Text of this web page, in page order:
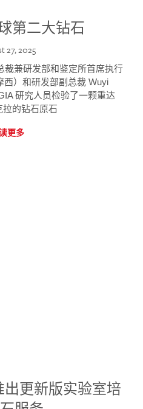
第二大钻石
27, 2025
裁兼研发部和鉴定所首席执行
西）和研发部副总裁 Wuyi
研究人员检验了一颗重达
拉的钻石原石
更多
出更新版实验室培